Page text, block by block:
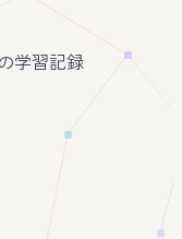
学習記録